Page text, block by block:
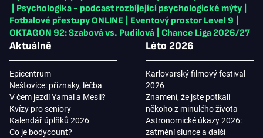
Psychologika - podcast rozbíjející psychologické mýty
Fotbalové přestupy ONLINE
Eventový prostor Level 9
OKTAGON 92: Szabová vs. Pudilová
Chance Liga 2026/27
Aktuálně
Epicentrum
Neštovice: příznaky, léčba
V čem jezdí Yamal a Mesii?
Kvízy pro seniory
Kalendář úplňků 2026
Co je bodycount?
Léto 2026
Karlovarský filmový festival
2026
Znamení, že jste potkali
někoho z minulého života
Astronomické úkazy 2026:
zatmění slunce a další